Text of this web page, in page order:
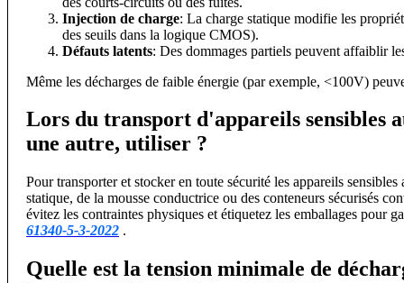
Injection de charge: La charge statique modifie les
des seuils dans la logique CMOS).
Défauts latents: Des dommages partiels peuvent affaiblir
Même les décharges de faible énergie (par exemple, <100V)
Lors du transport d'appareils sensibles
une autre, utiliser ?
Pour transporter et stocker en toute sécurité les appareils
statique, de la mousse conductrice ou des conteneurs sécurisés
évitez les contraintes physiques et étiquetez les emballages pour
61340-5-3-2022 .
Quelle est la tension minimale de